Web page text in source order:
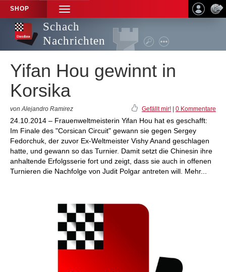
SHOP
TOGGLE
NAVIGATION
Schach
Nachrichten
Yifan Hou gewinnt in
Korsika
von Alejandro Ramirez Gefällt mir! 0 Kommentare
24.10.2014 – Frauenweltmeisterin Yifan Hou hat es geschafft:
Im Finale des "Corsican Circuit" gewann sie gegen Sergey
Fedorchuk, der zuvor Ex-Weltmeister Vishy Anand geschlagen
hatte, und gewann so das Turnier. Damit setzt die Chinesin ihre
anhaltende Erfolgsserie fort und zeigt, dass sie auch in offenen
Turnieren die Nachfolge von Judit Polgar antreten will. Mehr...